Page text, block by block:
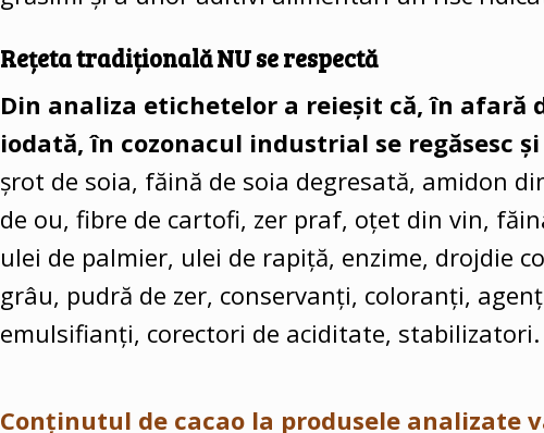
Rețeta tradițională NU se respectă
Din analiza etichetelor a reieșit că, în afară
iodată, în cozonacul industrial se regăsesc
șrot de soia, făină de soia degresată, amidon
de ou, fibre de cartofi, zer praf, oțet din vin,
ulei de palmier, ulei de rapiță, enzime, drojdie
grâu, pudră de zer, conservanți, coloranți,
emulsifianți, corectori de aciditate, stabilizatori.
Conținutul de cacao la produsele analizate